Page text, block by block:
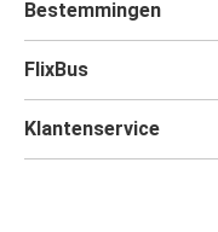
Bestemmingen
FlixBus
Klantenservice